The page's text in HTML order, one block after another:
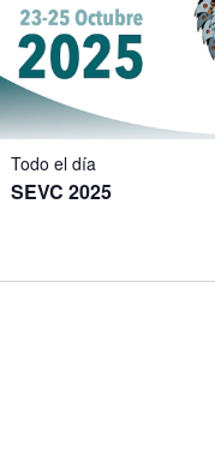
Todo el día
SEVC 2025